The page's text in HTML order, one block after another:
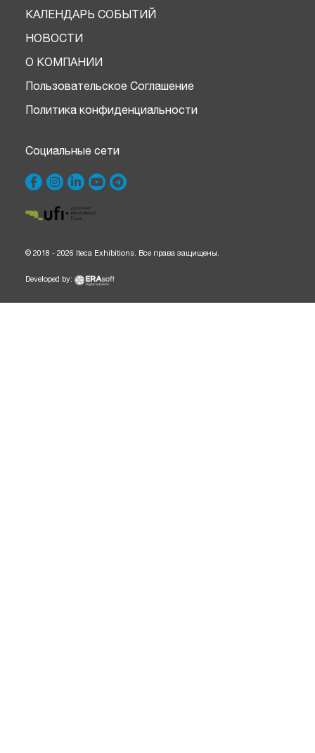
КАЛЕНДАРЬ СОБЫТИЙ
НОВОСТИ
О КОМПАНИИ
Пользовательское Соглашение
Политика конфиденциальности
Социальные сети
© 2018 - 2026 Iteca Exhibitions. Все права защищены.
Developed by: